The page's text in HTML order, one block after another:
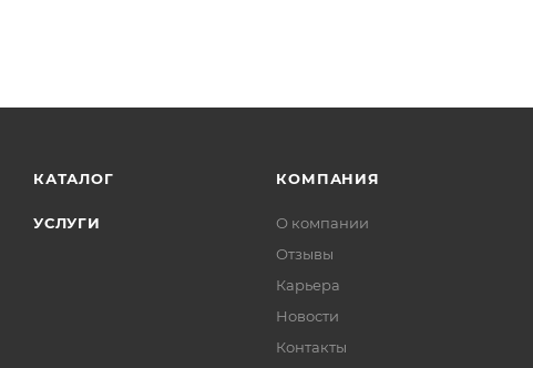
КАТАЛОГ
УСЛУГИ
КОМПАНИЯ
О компании
Отзывы
Карьера
Новости
Контакты